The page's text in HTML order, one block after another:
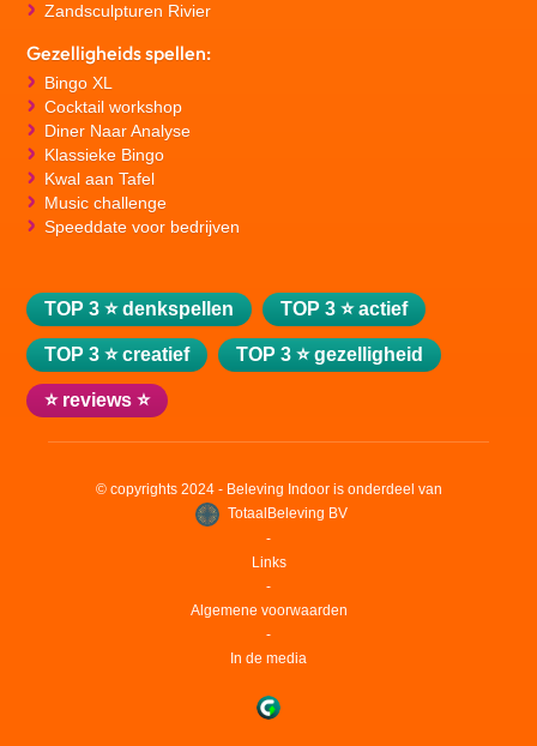
Zandsculpturen Rivier
Gezelligheids spellen:
Bingo XL
Cocktail workshop
Diner Naar Analyse
Klassieke Bingo
Kwal aan Tafel
Music challenge
Speeddate voor bedrijven
TOP 3 ⭐ denkspellen TOP 3 ⭐ actief
TOP 3 ⭐ creatief TOP 3 ⭐ gezelligheid
⭐ reviews ⭐
© copyrights 2024 - Beleving Indoor is onderdeel van
TotaalBeleving BV
‐
Links
‐
Algemene voorwaarden
‐
In de media